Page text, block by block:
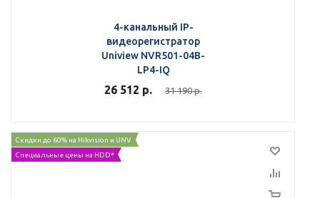
4-канальный IP-
видеорегистратор
Uniview NVR501-04B-
LP4-IQ
26 512 р. 31 190р.
Скидки до 60% на Hikvision и UNV
Специальные цены на HDD*